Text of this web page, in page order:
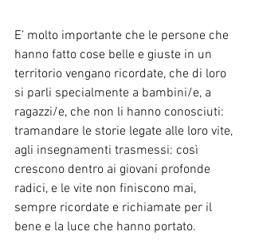
E’ molto importante che le persone che
hanno fatto cose belle e giuste in un
territorio vengano ricordate, che di loro
si parli specialmente a bambini/e, a
ragazzi/e, che non li hanno conosciuti:
tramandare le storie legate alle loro vite,
agli insegnamenti trasmessi: così
crescono dentro ai giovani profonde
radici, e le vite non finiscono mai,
sempre ricordate e richiamate per il
bene e la luce che hanno portato.